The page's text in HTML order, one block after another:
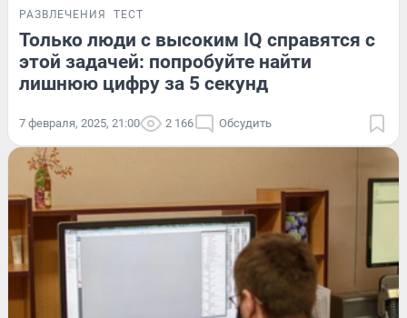
РАЗВЛЕЧЕНИЯ ТЕСТ
Только люди с высоким IQ справятся с
этой задачей: попробуйте найти
лишнюю цифру за 5 секунд
7 февраля, 2025, 21:00 2 166 Обсудить